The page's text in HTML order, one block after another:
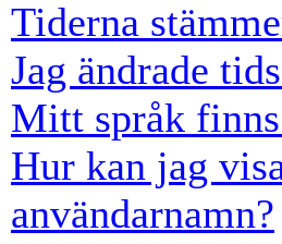
Tiderna
Jag ändrade
Mitt språk
Hur kan jag
användarnamn?